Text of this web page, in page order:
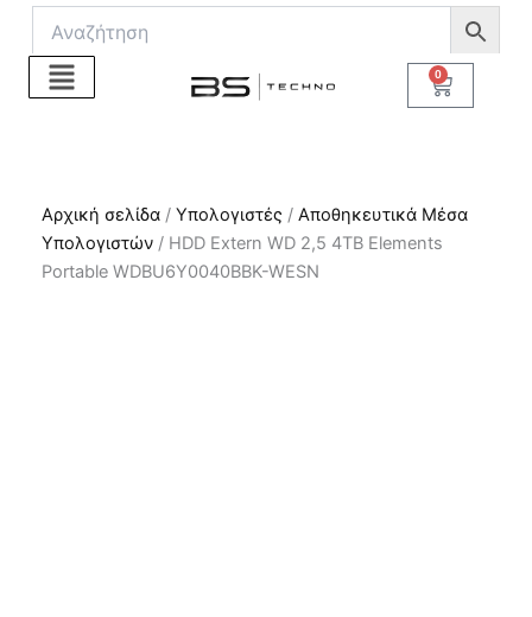
Μετάβαση
περιεχόμενο
0
Cart
Αρχική σελίδα / Υπολογιστές / Αποθηκευτικά Μέσα
Υπολογιστών / HDD Extern WD 2,5 4TB Elements
Portable WDBU6Y0040BBK-WESN